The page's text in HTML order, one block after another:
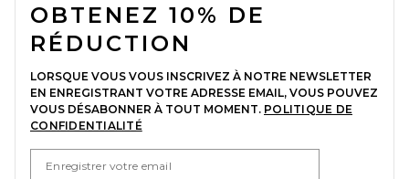
OBTENEZ 10% DE
RÉDUCTION
LORSQUE VOUS VOUS INSCRIVEZ À NOTRE NEWSLETTER
EN ENREGISTRANT VOTRE ADRESSE EMAIL, VOUS POUVEZ
VOUS DÉSABONNER À TOUT MOMENT. POLITIQUE DE
CONFIDENTIALITÉ